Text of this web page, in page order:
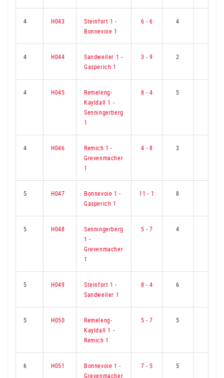
4 H043 Steinfort 1 -
Bonnevoie 1
6 - 6 4
4 H044 Sandweiler 1 -
Gasperich 1
3 - 9 2
4 H045
Remeleng-
Kayldall 1 -
Senningerberg
1
8 - 4 5
4 H046 Remich 1 -
Grevenmacher
1
4 - 8 3
5 H047 Bonnevoie 1 -
Gasperich 1
11 - 1 8
5 H048
Senningerberg
1 -
Grevenmacher
1
5 - 7 4
5 H049 Steinfort 1 -
Sandweiler 1
8 - 4 6
5 H050
Remeleng-
Kayldall 1 -
Remich 1
5 - 7 5
6 H051 Bonnevoie 1 -
Grevenmacher
7 - 5 5